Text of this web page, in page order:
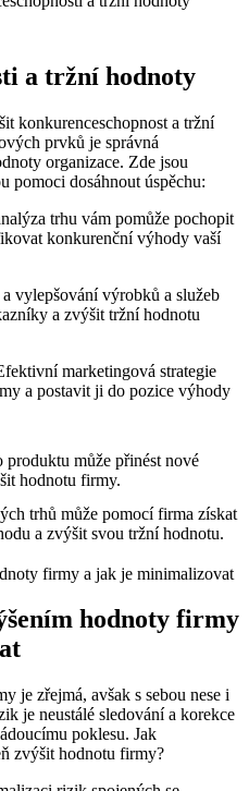
a tržní hodnoty
konkurenceschopnost a tržní
prvků je správná
organizace. Zde jsou
pomoci dosáhnout úspěchu:
trhu vám pomůže pochopit
konkurenční výhody vaší
vylepšování výrobků a služeb
a zvýšit tržní hodnotu
marketingová strategie
a postavit ji do pozice výhody
produktu může přinést nové
hodnotu firmy.
trhů může pomocí firma získat
a zvýšit svou tržní hodnotu.
hodnoty firmy
je zřejmá, avšak s sebou nese i
je neustálé sledování a korekce
poklesu. Jak
zvýšit hodnotu firmy?